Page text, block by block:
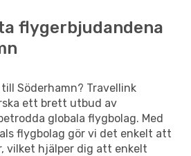
flygerbjudandena
Söderhamn? Travellink
ett brett utbud av
globala flygbolag. Med
flygbolag gör vi det enkelt att
vilket hjälper dig att enkelt